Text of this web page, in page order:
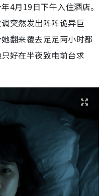
4月19日下午入住酒店。
突然发出阵阵诡异巨
翻来覆去足足两小时都
好在半夜致电前台求